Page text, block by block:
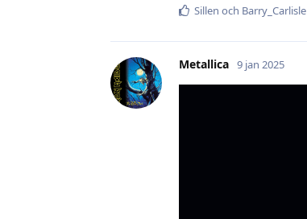
Sillen och Barry_Carlisle
Metallica 9 jan 2025